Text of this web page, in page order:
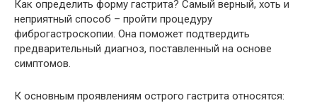
Как определить форму гастрита? Самый верный, хоть и
неприятный способ – пройти процедуру
фиброгастроскопии. Она поможет подтвердить
предварительный диагноз, поставленный на основе
симптомов.
К основным проявлениям острого гастрита относятся: